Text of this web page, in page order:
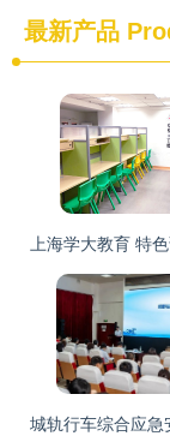
最新产品